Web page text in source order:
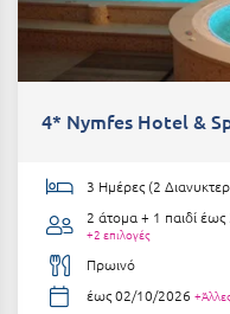
4* Nymfes Hotel &
3 Ημέρες (2
2 άτομα + 1 παιδί
+2 επιλογές
Πρωινό
έως 02/10/2026